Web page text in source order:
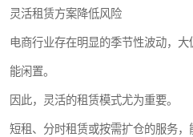
灵活租赁方案降低风险
电商行业存在明显的季节性波动，大
能闲置。
因此，灵活的租赁模式尤为重要。
短租、分时租赁或按需扩仓的服务